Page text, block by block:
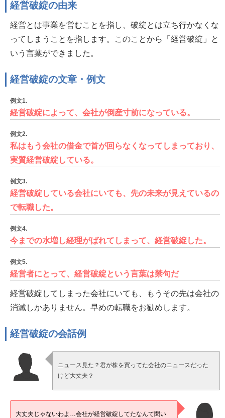
経営破綻の由来
経営とは事業を営むことを指し、破綻とは立ち行かなくな
ってしまうことを指します。このことから「経営破綻」と
いう言葉ができました。
経営破綻の文章・例文
例文1.
経営破綻によって、会社が倒産寸前になっている。
例文2.
私はもう会社の借金で首が回らなくなってしまっており、
実質経営破綻している。
例文3.
経営破綻している会社にいても、先の未来が見えているの
で転職した。
例文4.
今までの水増し経理がばれてしまって、経営破綻した。
例文5.
経営者にとって、経営破綻という言葉は禁句だ
経営破綻してしまった会社にいても、もうその先は会社の
消滅しかありません。早めの転職をお勧めします。
経営破綻の会話例
ニュース見た？君が株を買ってた会社のニュースだった
けど大丈夫？
大丈夫じゃないわよ…会社が経営破綻してたなんて聞い